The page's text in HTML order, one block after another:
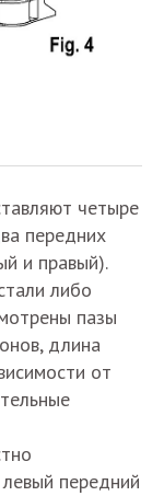
четыре
передних
и правый).
либо
пазы
длина
от
передний